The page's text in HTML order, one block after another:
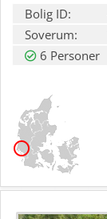
Bolig ID:
Soverum:
6 Personer